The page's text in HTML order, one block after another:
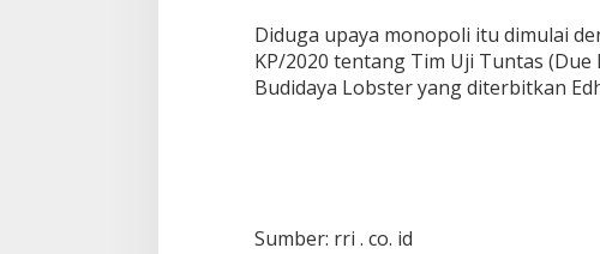
Diduga upaya monopoli itu dimulai
KP/2020 tentang Tim Uji Tuntas
Budidaya Lobster yang diterbitkan
Sumber: rri . co. id